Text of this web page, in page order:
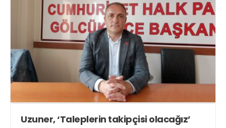
Uzuner, ‘Taleplerin takipçisi olacağız’